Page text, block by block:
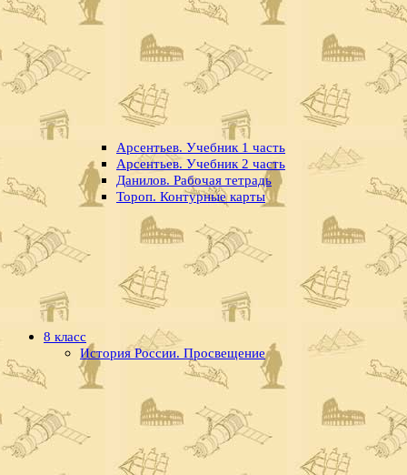
Арсентьев. Учебник 1 часть
Арсентьев. Учебник 2 часть
Данилов. Рабочая тетрадь
Тороп. Контурные карты
8 класс
История России. Просвещение